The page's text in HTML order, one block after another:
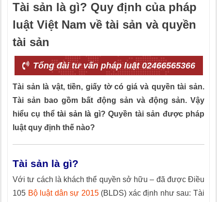
Tài sản là gì? Quy định của pháp
luật Việt Nam về tài sản và quyền
tài sản
Tổng đài tư vấn pháp luật 02466565366
Tài sản là vật, tiền, giấy tờ có giá và quyền tài sản.
Tài sản bao gồm bất động sản và động sản. Vậy
hiểu cụ thểtài sản là gì? Quyền tài sản được pháp
luật quy định thế nào?
Tài sản là gì?
Với tư cách là khách thể quyền sở hữu – đã được Điều
105 Bộ luật dân sự 2015(BLDS) xác định như sau: Tài